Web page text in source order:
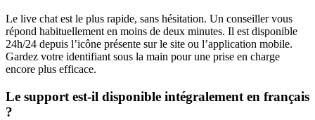
Le live chat est le plus rapide, sans hésitation. Un conseiller vous
répond habituellement en moins de deux minutes. Il est disponible
24h/24 depuis l’icône présente sur le site ou l’application mobile.
Gardez votre identifiant sous la main pour une prise en charge
encore plus efficace.
Le support est-il disponible intégralement en français
?